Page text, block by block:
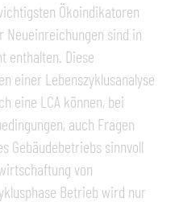
Ökoindikatoren
Neueinreichungen sind in
enthalten. Diese
einer Lebenszyklusanalyse
eine LCA können, bei
auch Fragen
Gebäudebetriebs sinnvoll
von
Betrieb wird nur